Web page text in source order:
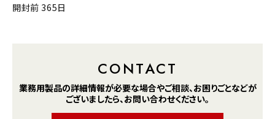
開封前 365日
CONTACT
業務用製品の詳細情報が必要な場合やご相談、お困りごとなどが
ございましたら、お問い合わせください。